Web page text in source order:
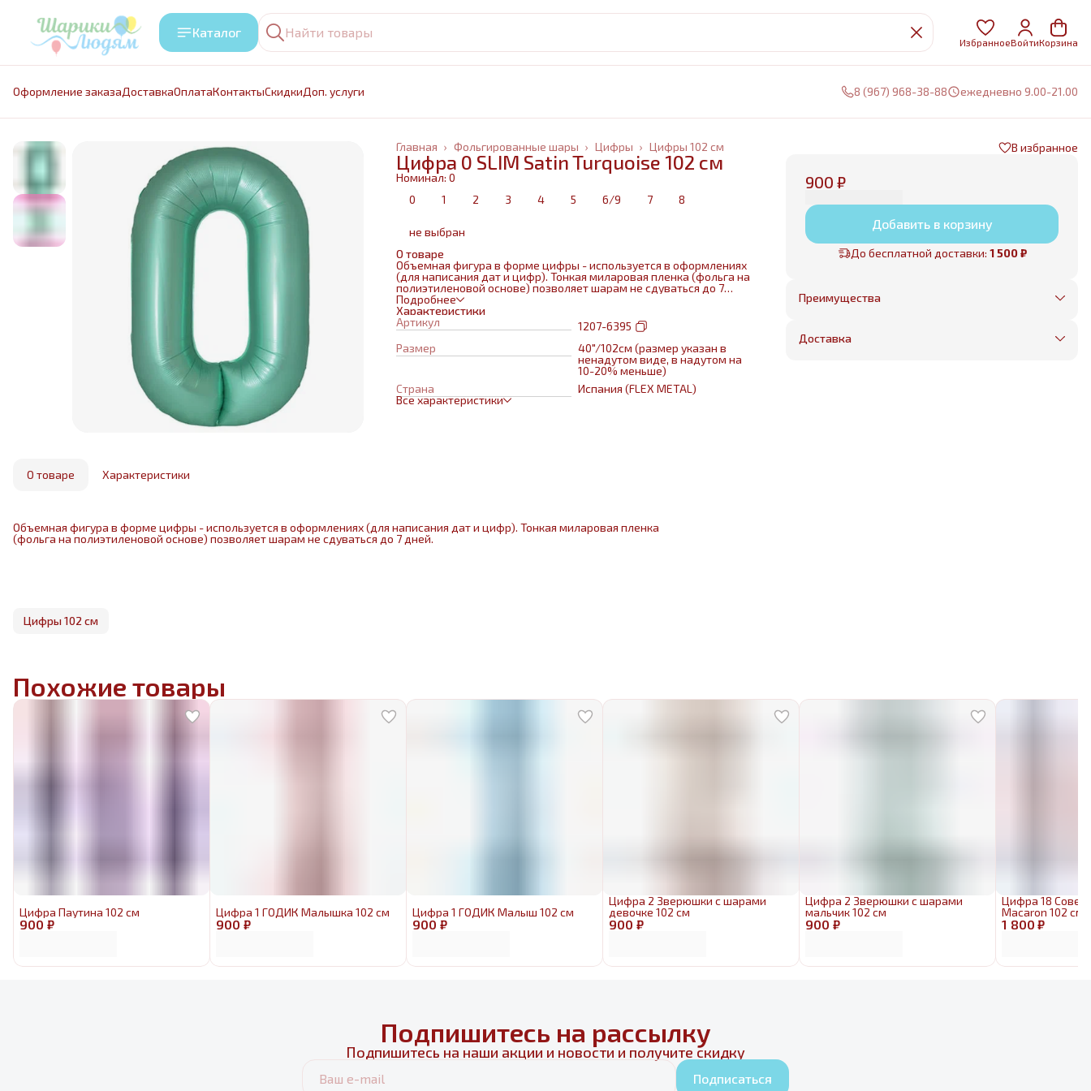
Каталог
ИзбранноеВойтиКорзина
Оформление заказаДоставкаОплатаКонтактыCкидкиДоп. услуги 8 (967) 968-38-88 ежедневно 9.00-21.00
Цифры 102 см
Цифры ›
Фольгированные шары ›
Главная ›
Цифра 0 SLIM Satin Turquoise 102 см
Номинал: 0
0
1 2 3 4 5 6/9 7 8
не выбран
О товаре
Объемная фигура в форме цифры - используется в оформлениях
(для написания дат и цифр). Тонкая миларовая пленка (фольга на
полиэтиленовой основе) позволяет шарам не сдуваться до 7
дней.
Подробнее
Характеристики
Артикул
1207-6395
Размер
40"/102см (размер указан в
ненадутом виде, в надутом на
10-20% меньше)
Страна
Испания (FLEX METAL)
Все характеристики
В избранное
900 ₽
Добавить в корзину
До бесплатной доставки: 1 500 ₽
Преимущества
Оплата частями в Сплит
Бесплатная доставка в пределах КАД
Доставка
О товаре Характеристики
Объемная фигура в форме цифры - используется в оформлениях (для написания дат и цифр). Тонкая миларовая пленка
(фольга на полиэтиленовой основе) позволяет шарам не сдуваться до 7 дней.
Цифры 102 см
Похожие товары
900 ₽
Цифра Паутина 102 см
900 ₽
Цифра 1 ГОДИК Малышка 102 см
900 ₽
Цифра 1 ГОДИК Малыш 102 см
900 ₽
Цифра 2 Зверюшки с шарами
девочке 102 см
900 ₽
Цифра 2 Зверюшки с шарами
мальчик 102 см
1 800 ₽
Цифра 18
Macaron 102 см
Подпишитесь на рассылку
Подпишитесь на наши акции и новости и получите скидку
Подписаться